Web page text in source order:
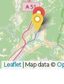
Leaflet Map data ©